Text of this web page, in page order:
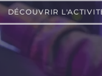
DÉCOUVRIR